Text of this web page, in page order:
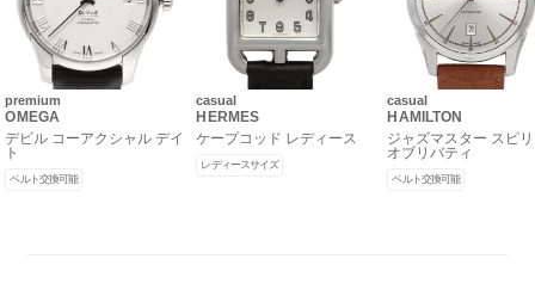
premium
OMEGA
デビル コーアクシャル デイ
ト
ベルト交換可能
casual
HERMES
ケープコッド レディース
レディースサイズ
casual
HAMILTON
ジャズマスター スピ
オブリバティ
ベルト交換可能